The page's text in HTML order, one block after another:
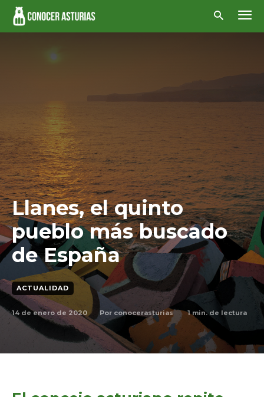
Llanes, el quinto
pueblo más buscado
de España
ACTUALIDAD
14 de enero de 2020 Por conocerasturias 1min. de lectura